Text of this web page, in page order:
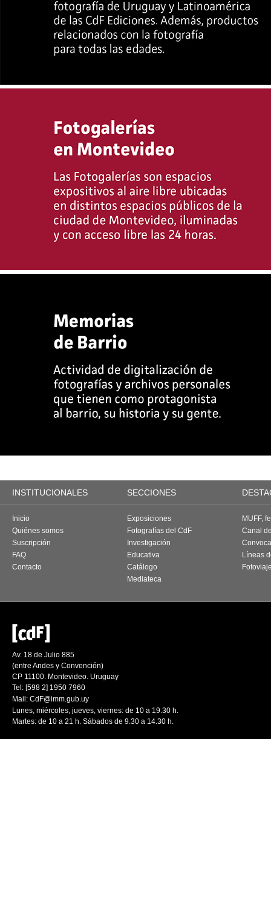
INSTITUCIONALES SECCIONES
Inicio
Quiénes somos
Suscripción
FAQ
Contacto
Exposiciones
Fotografías del CdF
Investigación
Educativa
Catálogo
Mediateca
MUFF,
Canal
Líneas
Av. 18 de Julio 885
(entre Andes y Convención)
CP 11100. Montevideo. Uruguay
Tel: [598 2] 1950 7960
Mail: CdF@imm.gub.uy
Lunes, miércoles, jueves, viernes: de 10 a 19.30 h.
Martes: de 10 a 21 h. Sábados de 9.30 a 14.30 h.